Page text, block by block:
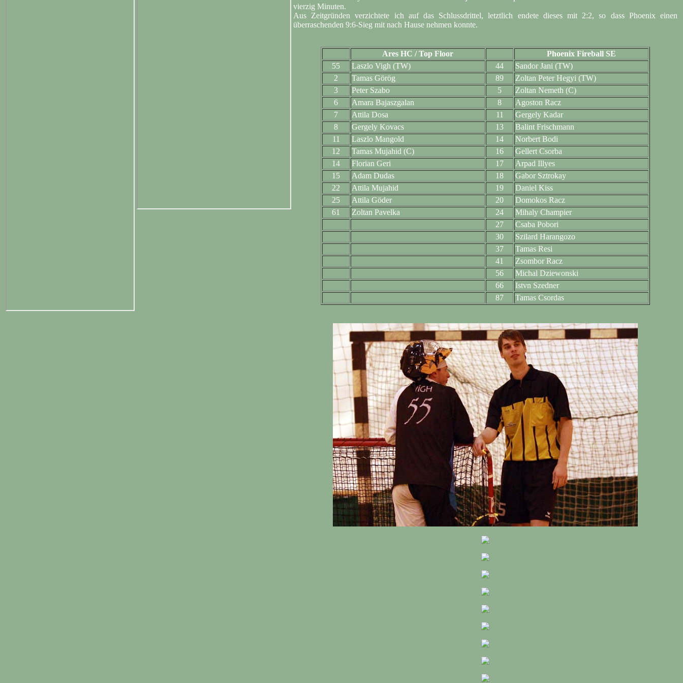
vierzig Minuten.
Aus Zeitgründen verzichtete ich auf das Schlussdrittel, letztlich endete dieses mit 2:2, so dass Phoenix einen
überraschenden 9:6-Sieg mit nach Hause nehmen konnte.
Ares HC / Top Floor
Phoenix Fireball SE
55
Laszlo Vigh (TW) 44
Sandor Jani (TW)
2
Tamas Görög 89
Zoltan Peter Hegyi (TW)
3
Peter Szabo 5
Zoltan Nemeth (C)
6
Amara Bajaszgalan 8
Agoston Racz
7
Attila Dosa 11
Gergely Kadar
8
Gergely Kovacs 13
Balint Frischmann
11
Laszlo Mangold 14
Norbert Bodi
12
Tamas Mujahid (C) 16
Gellert Csorba
14
Florian Geri 17
Arpad Illyes
15
Adam Dudas 18
Gabor Sztrokay
22
Attila Mujahid 19
Daniel Kiss
25
Attila Göder 20
Domokos Racz
61
Zoltan Pavelka 24
Mihaly Champier
27
Csaba Pobori
30
Szilard Harangozo
37
Tamas Resi
41
Zsombor Racz
56
Michal Dziewonski
66
Istvn Szedner
87
Tamas Csordas